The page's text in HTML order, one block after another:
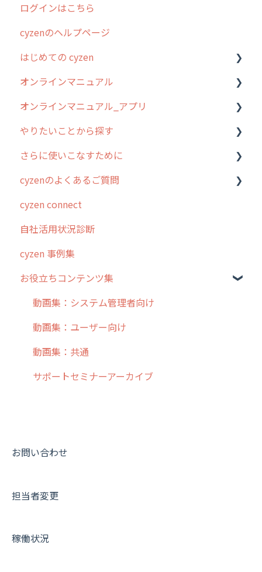
2024年のリリース情報
2023年のリリース情報
過去のリリース
2019年までのリリース情報
お客様の声を実現しました
ログインはこちら
cyzenのヘルプページ
はじめての cyzen
0. はじめてのcyzenの使い方
1. cyzenについて知ろう
2. 主要機能の概要
3. cyzenの位置情報取得について
4. cyzen利用前の準備：システム管理者編
5. 基本的な使い方：システム管理者編
6. 基本的な使い方：ユーザー編
7. 初心者向けよくある質問集
8. 用語集
9. もっと便利に利用するための設定
10.ユーザー向けおすすめの使い方
【業界業種別】cyzen設定方法
オンラインマニュアル
管理サイトの使い始め
ユーザー・グループ管理
行動管理
予定管理
スポット
ステータス・主観
報告書・行動種別
勤怠管理
活動通知
パフォーマンス
帳票出力
メッセージ・ファイル添付
オンラインマニュアル_アプリ
アプリの使い始め
ホーム画面
スポット
報告閲覧
予定
日報
履歴
メンバー
メッセージ
パフォーマンス
外部リンク
やりたいことから探す
行動管理
勤怠管理
予定管理
スポット
ステータス・主観
報告書・行動種別
ユーザー・グループ管理
メッセージ機能
活動通知
内線電話
さらに使いこなすために
はじめに
スポット・ステータス関連オプション
交通費自動計算
安全走行支援
写真管理・高画質化
ダッシュボード（BI）・パフォーマンス
連携オプション
その他オプション
IP接続制限・端末認証設定
cyzenのよくあるご質問
ログインについて
グループ・ユーザーについて
GPS・位置情報 について
ルート自動記録 について
出退勤・ステータス・主観について
スポットについて
報告書について
日報について
オプション関連について
証明書認証について
cyzen connect
自社活用状況診断
cyzen 事例集
お役立ちコンテンツ集
動画集：システム管理者向け
動画集：ユーザー向け
動画集：共通
サポートセミナーアーカイブ
お問い合わせ
担当者変更
稼働状況